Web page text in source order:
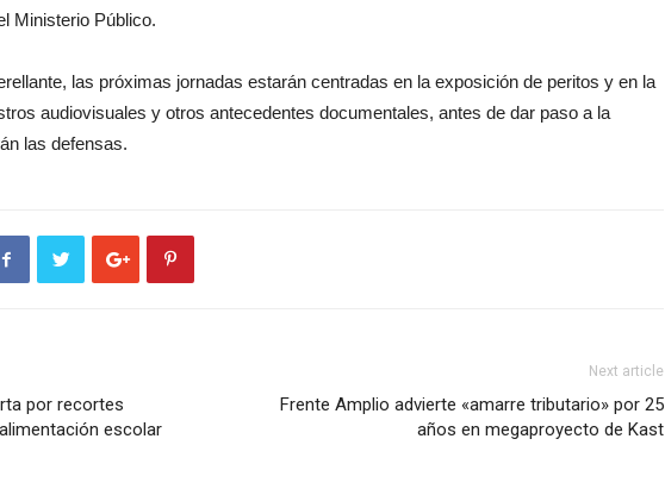
Ministerio Público.
las próximas jornadas estarán centradas en la exposición de peritos y en la
audiovisuales y otros antecedentes documentales, antes de dar paso a la
las defensas.
por recortes
escolar
Next article
Frente Amplio advierte «amarre tributario» por 25
años en megaproyecto de Kast